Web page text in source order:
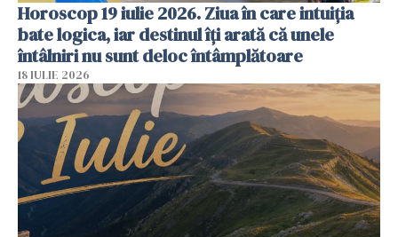
Horoscop 19 iulie 2026. Ziua în care intuiția
bate logica, iar destinul îți arată că unele
întâlniri nu sunt deloc întâmplătoare
18 IULIE 2026